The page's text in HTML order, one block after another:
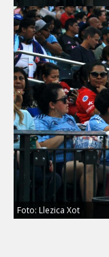
Foto: Llezica Xot